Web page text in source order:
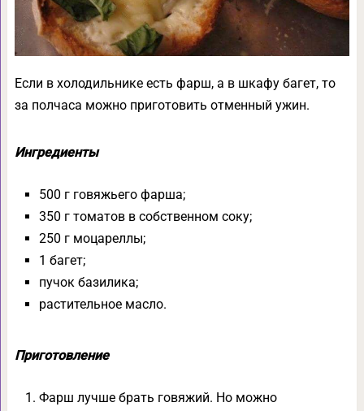
Если в холодильнике есть фарш, а в шкафу багет, то
за полчаса можно приготовить отменный ужин.
Ингредиенты
500 г говяжьего фарша;
350 г томатов в собственном соку;
250 г моцареллы;
1 багет;
пучок базилика;
растительное масло.
Приготовление
Фарш лучше брать говяжий. Но можно